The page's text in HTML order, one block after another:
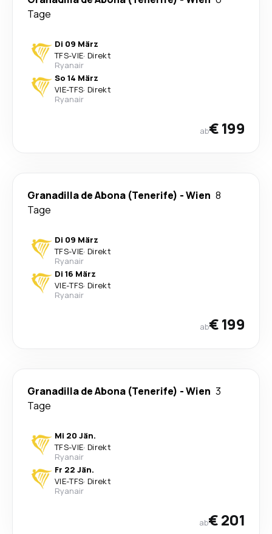
Tage
Di 09 März
TFS-VIE· Direkt
Ryanair
So 14 März
VIE-TFS· Direkt
Ryanair
ab€ 199
Granadilla de Abona (Tenerife) -Wien 8
Tage
Di 09 März
TFS-VIE· Direkt
Ryanair
Di 16 März
VIE-TFS· Direkt
Ryanair
ab€ 199
Granadilla de Abona (Tenerife) -Wien 3
Tage
Mi 20 Jän.
TFS-VIE· Direkt
Ryanair
Fr 22 Jän.
VIE-TFS· Direkt
Ryanair
ab€ 201